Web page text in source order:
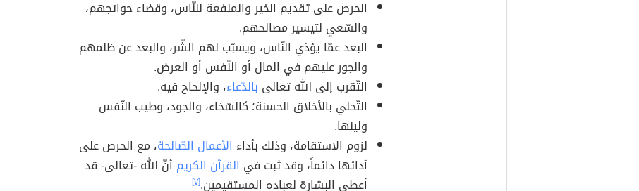
الحرص على تقديم الخير والمنفعة للنّاس، وقضاء حوائجهم،
والسّعي لتيسير مصالحهم.
البعد عمّا يؤذي النّاس، ويسبّب لهم الشّر، والبعد عن ظلمهم
والجور عليهم في المال أو النّفس أو العرض.
التّقرب إلى الله تعالى بالدّعاء، والإلحاح فيه.
التّحلي بالأخلاق الحسنة؛ كالسّخاء، والجود، وطيب النّفس
ولينها.
لزوم الاستقامة، وذلك بأداء الأعمال الصّالحة، مع الحرص على
أدائها دائماً، وقد ثبت في القرآن الكريم أنّ الله -تعالى- قد
أعطى البشارة لعباده المستقيمين.[٧]